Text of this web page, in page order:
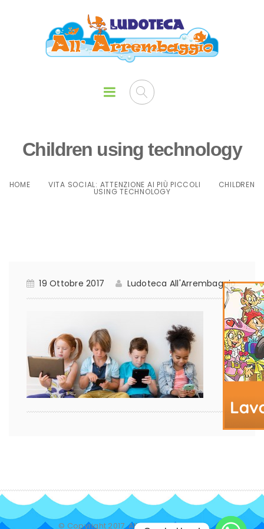
Children using technology
HOME VITA SOCIAL: ATTENZIONE AI PIÙ PICCOLI CHILDREN
USING TECHNOLOGY
19 Ottobre 2017 Ludoteca All'Arrembaggio
© Copyright 2017. All Rights Reserved.